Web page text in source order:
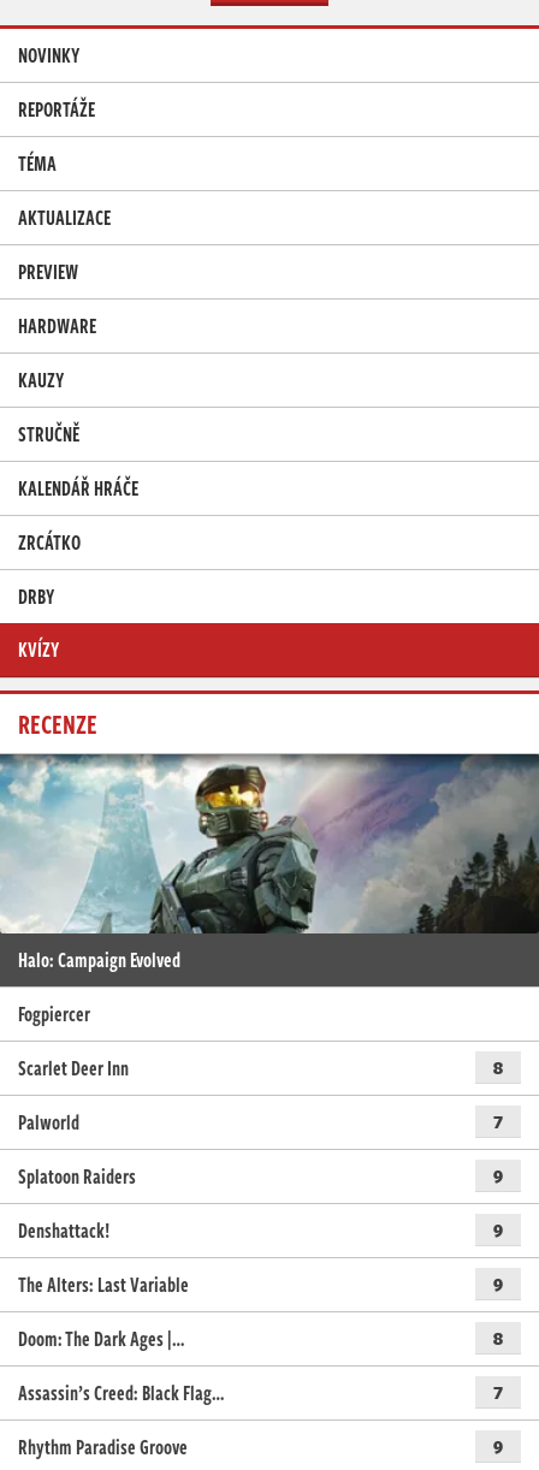
NOVINKY
REPORTÁŽE
TÉMA
AKTUALIZACE
PREVIEW
HARDWARE
KAUZY
STRUČNĚ
KALENDÁŘ HRÁČE
ZRCÁTKO
DRBY
KVÍZY
RECENZE
Halo: Campaign Evolved
Fogpiercer
Scarlet Deer Inn
8
Palworld 7
Splatoon Raiders 9
Denshattack! 9
The Alters: Last Variable 9
Doom: The Dark Ages |… 8
Assassin’s Creed: Black Flag… 7
Rhythm Paradise Groove 9